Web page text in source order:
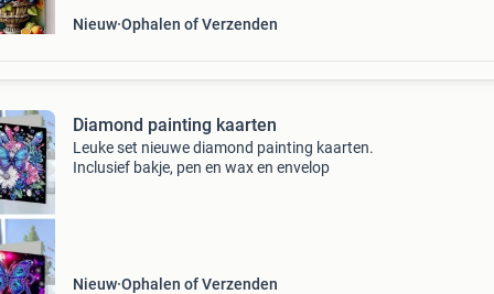
Nieuw Ophalen of Verzenden
Diamond painting kaarten
Leuke set nieuwe diamond painting kaarten.
Inclusief bakje, pen en wax en envelop
Nieuw Ophalen of Verzenden